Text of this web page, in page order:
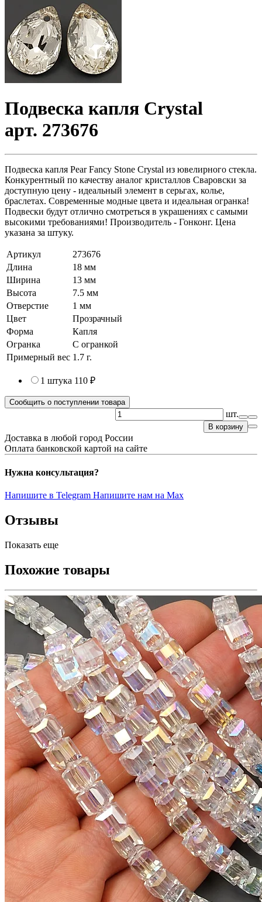
Подвеска капля Crystal
арт. 273676
Подвеска капля Pear Fancy Stone Crystal из ювелирного стекла.
Конкурентный по качеству аналог кристаллов Сваровски за
доступную цену - идеальный элемент в серьгах, колье,
браслетах. Современные модные цвета и идеальная огранка!
Подвески будут отлично смотреться в украшениях с самыми
высокими требованиями! Производитель - Гонконг. Цена
указана за штуку.
Артикул
273676
Длина
18 мм
Ширина
13 мм
Высота
7.5 мм
Отверстие
1 мм
Цвет
Прозрачный
Форма
Капля
Огранка
С огранкой
Примерный вес 1.7 г.
1 штука 110 ₽
Сообщить о поступлении товара
шт.
В корзину
Доставка в любой город России
Оплата банковской картой на сайте
Нужна консультация?
Напишите в Telegram Напишите нам на Max
Отзывы
Показать еще
Похожие товары